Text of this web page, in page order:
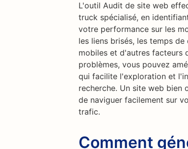
L'outil Audit de site web
truck spécialisé, en
votre performance sur les
les liens brisés, les temps
mobiles et d'autres facteurs
problèmes, vous pouvez
qui facilite l'exploration et
recherche. Un site web
de naviguer facilement sur
trafic.
Comment